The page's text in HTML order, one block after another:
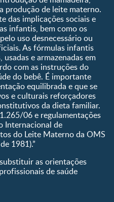
produção de leite materno.
das implicações sociais e
infantis, bem como os
uso desnecessário ou
As fórmulas infantis
e armazenadas em
com as instruções do
do bebê. É importante
equilibrada e que se
e culturais reforçadores
da dieta familiar.
06 e regulamentações
Internacional de
do Leite Materno da OMS
1981).”
as orientações
de saúde